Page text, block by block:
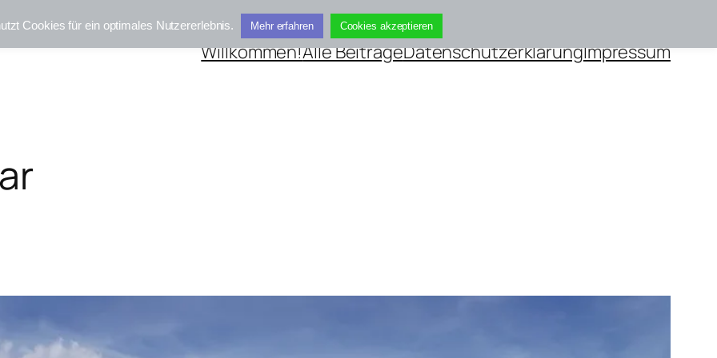
Willkommen!Alle BeiträgeDatenschutzerklärungImpressum
Cookies für ein optimales Nutzererlebnis. Mehr erfahren Cookies akzeptieren